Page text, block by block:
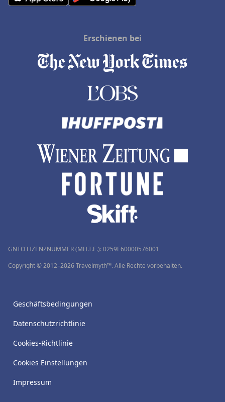
Erschienen bei
GNTO LIZENZNUMMER (MH.T.E.): 0259Ε60000576001
Copyright © 2012–2026 Travelmyth™. Alle Rechte vorbehalten.
Geschäftsbedingungen
Datenschutzrichtlinie
Cookies-Richtlinie
Cookies Einstellungen
Impressum